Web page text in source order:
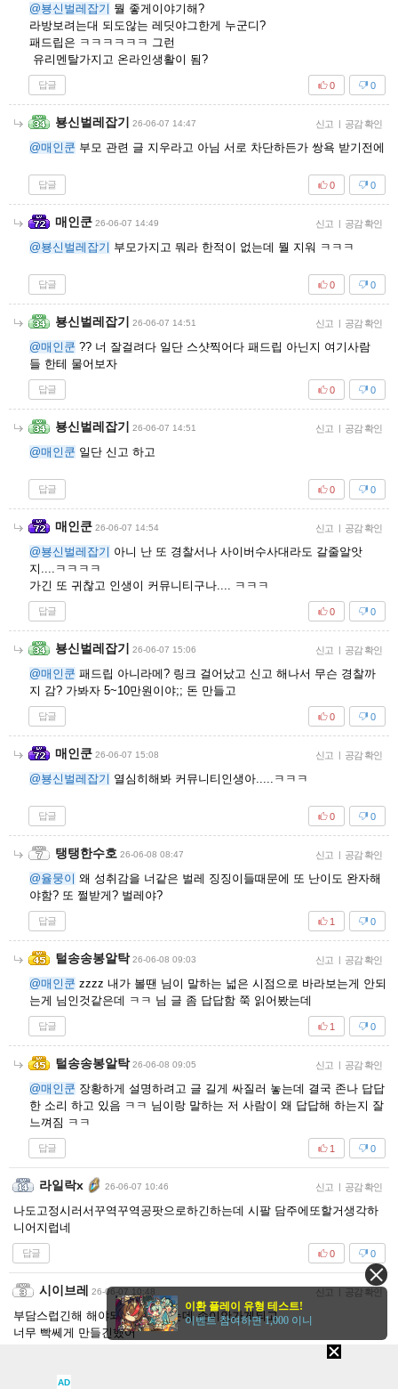
@뵹신벌레잡기 뭘 좋게이야기해?
라방보려는대 되도않는 레딧야그한게 누군디?
패드립은 ㅋㅋㅋㅋㅋㅋ 그런
유리멘탈가지고 온라인생활이 됨?
답글 0
0
뵹신벌레잡기 26-06-07 14:47 신고 | 공감 확인
@매인쿤 부모 관련 글 지우라고 아님 서로 차단하든가 쌍욕 받기전에
답글 0
0
매인쿤 26-06-07 14:49 신고 | 공감 확인
@뵹신벌레잡기 부모가지고 뭐라 한적이 없는데 뭘 지워 ㅋㅋㅋ
답글 0
0
뵹신벌레잡기 26-06-07 14:51 신고 | 공감 확인
@매인쿤 ?? 너 잘걸려다 일단 스샷찍어다 패드립 아닌지 여기사람
들 한테 물어보자
답글 0
0
뵹신벌레잡기 26-06-07 14:51 신고 | 공감 확인
@매인쿤 일단 신고 하고
답글 0
0
매인쿤 26-06-07 14:54 신고 | 공감 확인
@뵹신벌레잡기 아니 난 또 경찰서나 사이버수사대라도 갈줄알앗
지....ㅋㅋㅋㅋ
가긴 또 귀찮고 인생이 커뮤니티구나.... ㅋㅋㅋ
답글 0
0
뵹신벌레잡기 26-06-07 15:06 신고 | 공감 확인
@매인쿤 패드립 아니라메? 링크 걸어났고 신고 해나서 무슨 경찰까
지 감? 가봐자 5~10만원이야;; 돈 만들고
답글 0
0
매인쿤 26-06-07 15:08 신고 | 공감 확인
@뵹신벌레잡기 열심히해봐 커뮤니티인생아.....ㅋㅋㅋ
답글 0
0
탱탱한수호 26-06-08 08:47 신고 | 공감 확인
@율뭉이 왜 성취감을 너같은 벌레 징징이들때문에 또 난이도 완자해
야함? 또 쩔받게? 벌레야?
답글 0
1
털송송봉알탁 26-06-08 09:03 신고 | 공감 확인
@매인쿤 zzzz 내가 볼땐 님이 말하는 넓은 시점으로 바라보는게 안되
는게 님인것같은데 ㅋㅋ 님 글 좀 답답함 쭉 읽어봤는데
답글 0
1
털송송봉알탁 26-06-08 09:05 신고 | 공감 확인
@매인쿤 장황하게 설명하려고 글 길게 싸질러 놓는데 결국 존나 답답
한 소리 하고 있음 ㅋㅋ 님이랑 말하는 저 사람이 왜 답답해 하는지 잘
느껴짐 ㅋㅋ
답글 0
1
라일락x 26-06-07 10:46 신고 | 공감 확인
나도고정시러서꾸역꾸역공팟으로하긴하는데 시팔 담주에또할거생각하
니어지럽네
답글 0
0
시이브레 26-06-07 10:48 신고 | 공감 확인
부담스럽긴해 해야되는건 알겠는데 손이안가게되고
너무 빡쎄게 만들긴했어
0
AD
이환 플레이 유형 테스트!
이벤트 참여하면 1,000 이니